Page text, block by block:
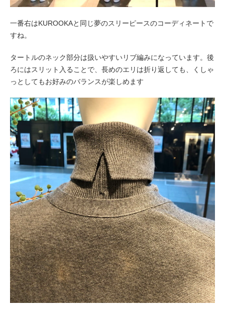
一番右はKUROOKAと同じ夢のスリーピースのコーディネートで
すね。
タートルのネック部分は扱いやすいリブ編みになっています。後
ろにはスリット入ることで、長めのエリは折り返しても、くしゃ
っとしてもお好みのバランスが楽しめます